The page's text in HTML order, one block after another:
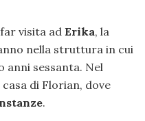
visita ad Erika, la
nella struttura in cui
anni sessanta. Nel
di Florian, dove
.